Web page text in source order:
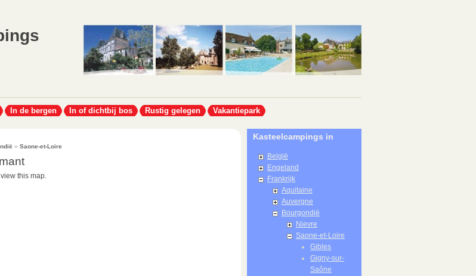
In de bergen In of dichtbij bos Rustig gelegen Vakantiepark
» Saone-et-Loire
this map.
Kasteelcampings in
België
Engeland
Frankrijk
Aquitaine
Auvergne
Bourgondië
Nievre
Saone-et-Loire
Gibles
Gigny-sur-
Saône